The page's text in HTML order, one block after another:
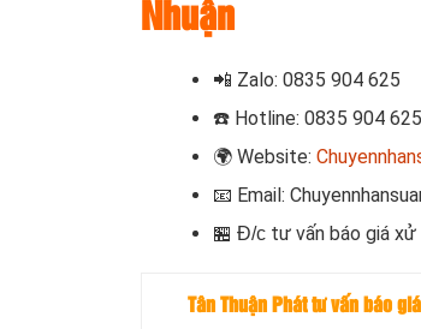
Nhuận
📲 Zalo: 0835 904 625
☎️ Hotline: 0835 904 625
🌍 Website:
📧 Email:
🏪 Đ/c tư vấn báo giá xử
Tân Thuận Phát tư vấn báo